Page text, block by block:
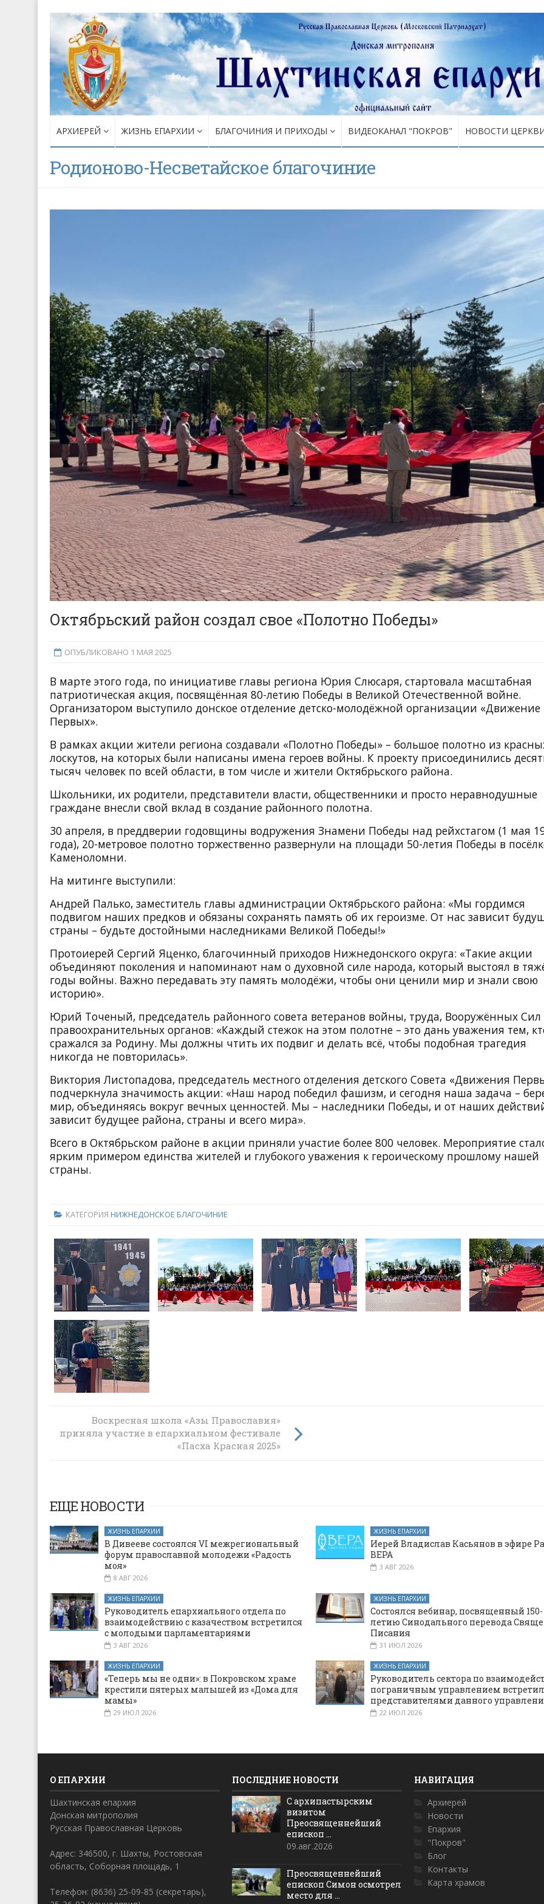
АРХИЕРЕЙ ЖИЗНЬ ЕПАРХИИ БЛАГОЧИНИЯ И ПРИХОДЫ ВИДЕОКАНАЛ "ПОКРОВ" НОВОСТИ
Родионово-Несветайское благочиние
Октябрьский район создал свое «Полотно Победы»
ОПУБЛИКОВАНО 1 МАЯ 2025
В марте этого года, по инициативе главы региона Юрия Слюсаря, стартовала масштабная
патриотическая акция, посвящённая 80-летию Победы в Великой Отечественной войне.
Организатором выступило донское отделение детско-молодёжной организации «Движение
Первых».
В рамках акции жители региона создавали «Полотно Победы» – большое полотно из
лоскутов, на которых были написаны имена героев войны. К проекту присоединились
тысяч человек по всей области, в том числе и жители Октябрьского района.
Школьники, их родители, представители власти, общественники и просто неравнодушные
граждане внесли свой вклад в создание районного полотна.
30 апреля, в преддверии годовщины водружения Знамени Победы над рейхстагом (1 мая
года), 20-метровое полотно торжественно развернули на площади 50-летия Победы в
Каменоломни.
На митинге выступили:
Андрей Палько, заместитель главы администрации Октябрьского района: «Мы гордимся
подвигом наших предков и обязаны сохранять память об их героизме. От нас зависит
страны – будьте достойными наследниками Великой Победы!»
Протоиерей Сергий Яценко, благочинный приходов Нижнедонского округа: «Такие акции
объединяют поколения и напоминают нам о духовной силе народа, который выстоял в
годы войны. Важно передавать эту память молодёжи, чтобы они ценили мир и знали свою
историю».
Юрий Точеный, председатель районного совета ветеранов войны, труда, Вооружённых Сил
правоохранительных органов: «Каждый стежок на этом полотне – это дань уважения тем,
сражался за Родину. Мы должны чтить их подвиг и делать всё, чтобы подобная трагедия
никогда не повторилась».
Виктория Листопадова, председатель местного отделения детского Совета «Движения
подчеркнула значимость акции: «Наш народ победил фашизм, и сегодня наша задача –
мир, объединяясь вокруг вечных ценностей. Мы – наследники Победы, и от наших
зависит будущее района, страны и всего мира».
Всего в Октябрьском районе в акции приняли участие более 800 человек. Мероприятие
ярким примером единства жителей и глубокого уважения к героическому прошлому нашей
страны.
КАТЕГОРИЯ НИЖНЕДОНСКОЕ БЛАГОЧИНИЕ
В храм Святого Духа села Генеральское
Родионово-Несветайского благочиния
назначен настоятель
Воскресная школа «Азы Православия»
приняла участие в епархиальном фестивале
«Пасха Красная 2025»
ЕЩЕ НОВОСТИ
ЖИЗНЬ ЕПАРХИИ
В Дивееве состоялся VI межрегиональный
форум православной молодежи «Радость
моя»
8 АВГ 2026
ЖИЗНЬ ЕПАРХИИ
Иерей Владислав Касьянов в эфире
ВЕРА
3 АВГ 2026
ЖИЗНЬ ЕПАРХИИ
Руководитель епархиального отдела по
взаимодействию с казачеством встретился
с молодыми парламентариями
3 АВГ 2026
ЖИЗНЬ ЕПАРХИИ
Состоялся вебинар, посвященный 150-
летию Синодального перевода
Писания
31 ИЮЛ 2026
ЖИЗНЬ ЕПАРХИИ
«Теперь мы не одни»: в Покровском храме
крестили пятерых малышей из «Дома для
мамы»
29 ИЮЛ 2026
ЖИЗНЬ ЕПАРХИИ
Руководитель сектора по
пограничным управлением
представителями данного
22 ИЮЛ 2026
О ЕПАРХИИ
Шахтинская епархия
Донская митрополия
Русская Православная Церковь
Адрес: 346500, г. Шахты, Ростовская
область, Соборная площадь, 1
Телефон: (8636) 25-09-85 (секретарь),
ПОСЛЕДНИЕ НОВОСТИ
С архипастырским
визитом
Преосвященнейший
епископ ...
09.авг.2026
Преосвященнейший
епископ Симон осмотрел
место для ...
НАВИГАЦИЯ
Архиерей
Новости
Епархия
"Покров"
Блог
Контакты
Карта храмов